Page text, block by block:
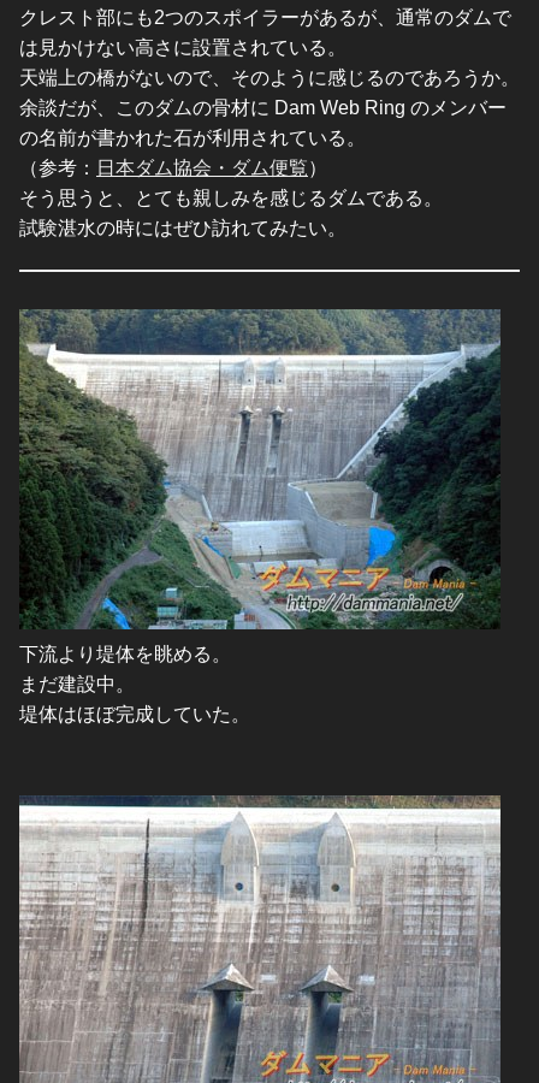
クレスト部にも2つのスポイラーがあるが、通常のダムで
は見かけない高さに設置されている。
天端上の橋がないので、そのように感じるのであろうか。
余談だが、このダムの骨材に Dam Web Ring のメンバー
の名前が書かれた石が利用されている。
（参考： 日本ダム協会・ダム便覧）
そう思うと、とても親しみを感じるダムである。
試験湛水の時にはぜひ訪れてみたい。
下流より堤体を眺める。
まだ建設中。
堤体はほぼ完成していた。